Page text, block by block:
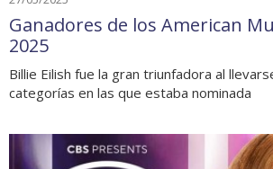
Ganadores de los American
2025
Billie Eilish fue la gran triunfadora al
categorías en las que estaba nominada